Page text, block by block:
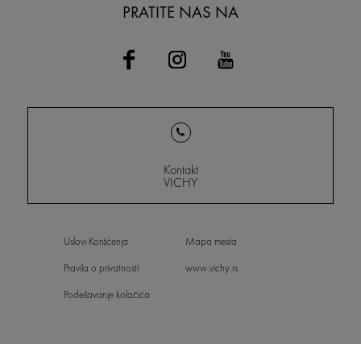
PRATITE NAS NA
Kontakt
VICHY
Uslovi Korišćenja
Pravila o privatnosti
Podešavanje kolačića
Mapa mesta
www.vichy.rs